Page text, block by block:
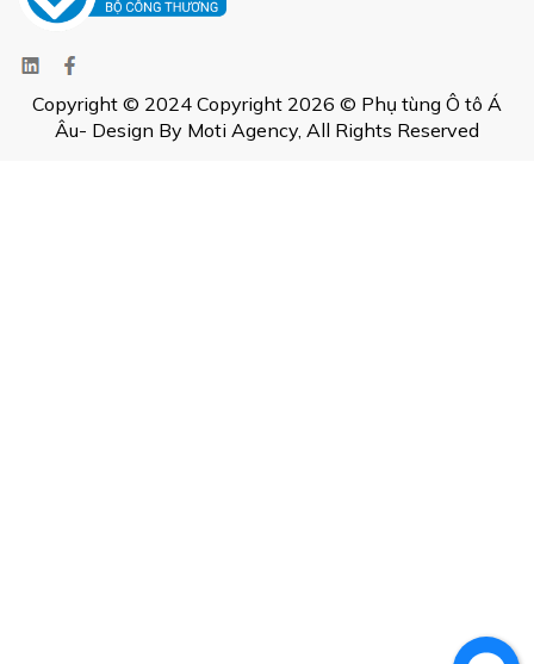
Copyright © 2024 Copyright 2026 © Phụ tùng Ô tô Á
Âu- Design By Moti Agency, All Rights Reserved